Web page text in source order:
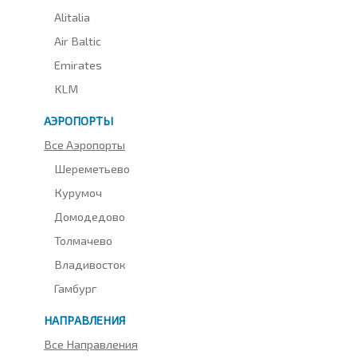
Alitalia
Air Baltic
Emirates
KLM
АЭРОПОРТЫ
Все Аэропорты
Шереметьево
Курумоч
Домодедово
Толмачево
Владивосток
Гамбург
НАПРАВЛЕНИЯ
Все Направления